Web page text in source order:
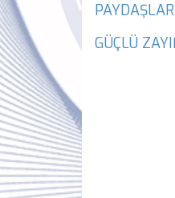
PAYDAŞLAR
GÜÇLÜ